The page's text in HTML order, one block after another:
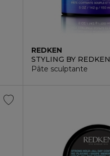
REDKEN
STYLING BY REDKEN
Pâte sculptante